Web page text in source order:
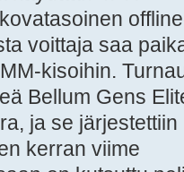
voittaja saa
kisoihin.
Bellum Gens
ja se järjestettiin
kerran viime